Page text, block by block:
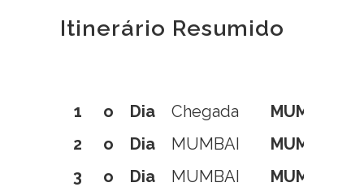
Itinerário Resumido
1 o Dia Chegada
MUMBAI
2
o Dia MUMBAI
MUMBAI
3
o Dia MUMBAI
MUMBAI